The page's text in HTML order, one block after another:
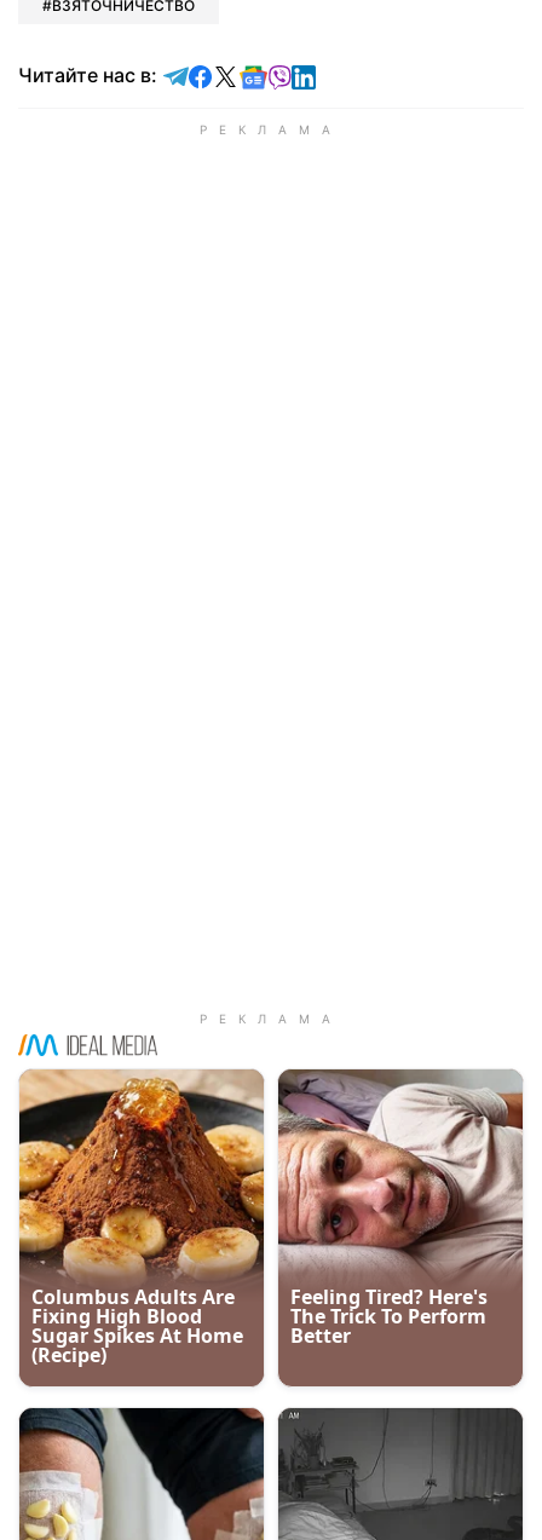
ВЗЯТОЧНИЧЕСТВО
Читайте нас в: Читайте в Telegram
Читайте в Facebook
Читайте в X
Читайте в Google news
Читайте в Viber
Читайте в LinkedIn